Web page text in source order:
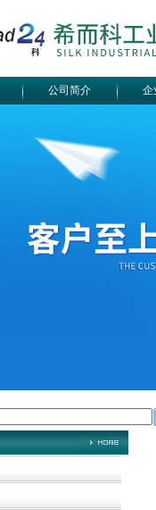
公司简介 企